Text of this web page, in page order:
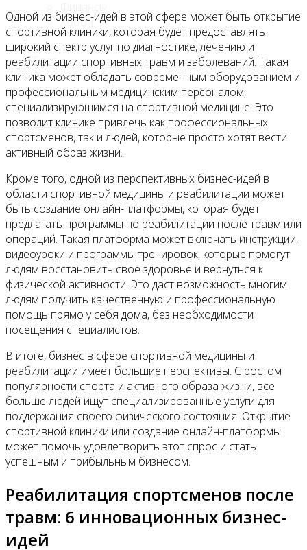
Хобби
Блог
Контакты
Одной из бизнес-идей в этой сфере может быть открытие
спортивной клиники, которая будет предоставлять
широкий спектр услуг по диагностике, лечению и
реабилитации спортивных травм и заболеваний. Такая
клиника может обладать современным оборудованием и
профессиональным медицинским персоналом,
специализирующимся на спортивной медицине. Это
позволит клинике привлечь как профессиональных
спортсменов, так и людей, которые просто хотят вести
активный образ жизни.
Кроме того, одной из перспективных бизнес-идей в
области спортивной медицины и реабилитации может
быть создание онлайн-платформы, которая будет
предлагать программы по реабилитации после травм или
операций. Такая платформа может включать инструкции,
видеоуроки и программы тренировок, которые помогут
людям восстановить свое здоровье и вернуться к
физической активности. Это даст возможность многим
людям получить качественную и профессиональную
помощь прямо у себя дома, без необходимости
посещения специалистов.
В итоге, бизнес в сфере спортивной медицины и
реабилитации имеет большие перспективы. С ростом
популярности спорта и активного образа жизни, все
больше людей ищут специализированные услуги для
поддержания своего физического состояния. Открытие
спортивной клиники или создание онлайн-платформы
может помочь удовлетворить этот спрос и стать
успешным и прибыльным бизнесом.
Реабилитация спортсменов после
травм: 6 инновационных бизнес-
идей